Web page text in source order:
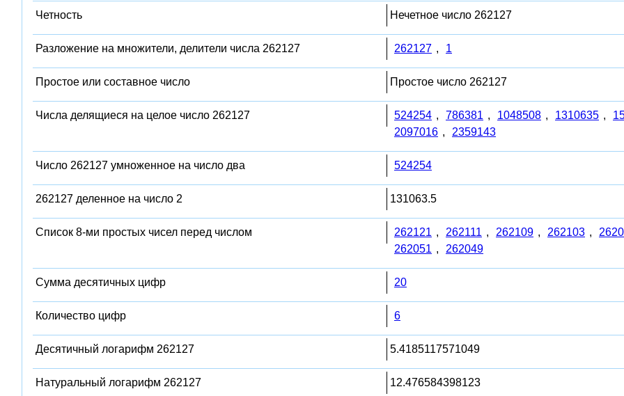
Четность Нечетное число 262127
Разложение на множители, делители числа 262127 262127 , 1
Простое или составное число Простое число 262127
Числа делящиеся на целое число 262127 524254 , 786381 , 1048508 , 1310635 ,
2097016 , 2359143
Число 262127 умноженное на число два 524254
262127 деленное на число 2 131063.5
Список 8-ми простых чисел перед числом 262121 , 262111 , 262109 , 262103 ,
262051 , 262049
Сумма десятичных цифр 20
Количество цифр 6
Десятичный логарифм 262127 5.4185117571049
Натуральный логарифм 262127 12.476584398123